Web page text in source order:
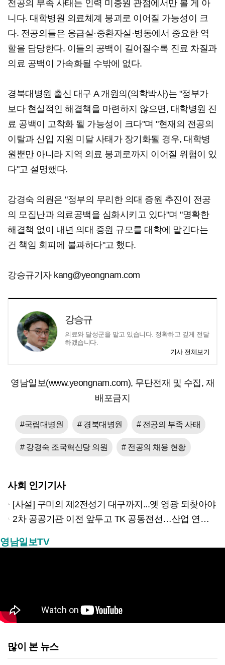
전공의 부족 사태는 인력 미충원 관점에서만 볼 게 아
니다. 대학병원 의료체계 붕괴로 이어질 가능성이 크
다. 전공의들은 응급실·중환자실·병동에서 중요한 역
할을 담당한다. 이들의 공백이 길어질수록 진료 차질과
의료 공백이 가속화될 수밖에 없다.
경북대병원 출신 대구 A 개원의(의학박사)는 "정부가
보다 현실적인 해결책을 마련하지 않으면, 대학병원 진
료 공백이 고착화 될 가능성이 크다"며 "현재의 전공의
이탈과 신입 지원 미달 사태가 장기화될 경우, 대학병
원뿐만 아니라 지역 의료 붕괴로까지 이어질 위험이 있
다"고 설명했다.
강경숙 의원은 "정부의 무리한 의대 증원 추진이 전공
의 모집난과 의료공백을 심화시키고 있다"며 "명확한
해결책 없이 내년 의대 증원 규모를 대학에 맡긴다는
건 책임 회피에 불과하다"고 했다.
강승규기자 kang@yeongnam.com
강승규
의료와 달성군을 맡고 있습니다. 정확하고 깊게 전달
하겠습니다.
기사 전체보기
영남일보(www.yeongnam.com), 무단전재 및 수집, 재
배포금지
#국립대병원 # 경북대병원 # 전공의 부족 사태
# 강경숙 조국혁신당 의원 # 전공의 채용 현황
사회 인기기사
[사설] 구미의 제2전성기 대구까지...옛 영광 되찾아야
2차 공공기관 이전 앞두고 TK 공동전선…산업 연계형 유치 승부수
영남일보TV
많이 본 뉴스